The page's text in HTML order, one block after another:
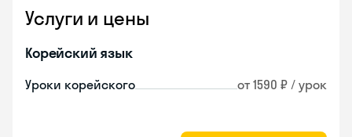
Услуги и цены
Корейский язык
Уроки корейского от 1590 ₽ / урок